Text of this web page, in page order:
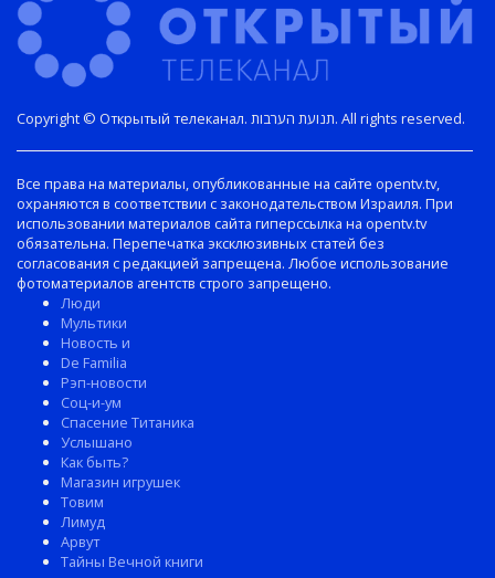
Copyright © Открытый телеканал. תנועת הערבות. All rights reserved.
Все права на материалы, опубликованные на сайте opentv.tv,
охраняются в соответствии с законодательством Израиля. При
использовании материалов сайта гиперссылка на opentv.tv
обязательна. Перепечатка эксклюзивных статей без
согласования с редакцией запрещена. Любое использование
фотоматериалов агентств строго запрещено.
Люди
Мультики
Новость и
De Familia
Рэп-новости
Соц-и-ум
Спасение Титаника
Услышано
Как быть?
Магазин игрушек
Товим
Лимуд
Арвут
Тайны Вечной книги